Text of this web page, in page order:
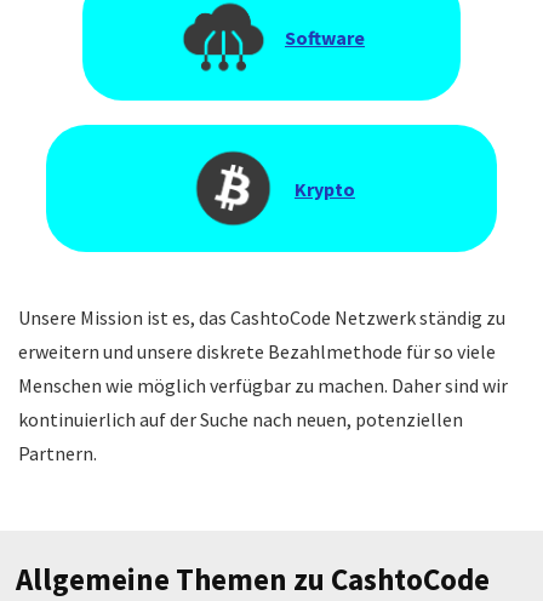
Software
Krypto
Unsere Mission ist es, das CashtoCode Netzwerk ständig zu
erweitern und unsere diskrete Bezahlmethode für so viele
Menschen wie möglich verfügbar zu machen. Daher sind wir
kontinuierlich auf der Suche nach neuen, potenziellen
Partnern.
Allgemeine Themen zu CashtoCode